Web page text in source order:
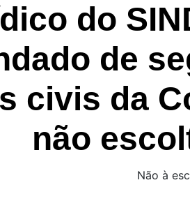
do
de
civis da
não
Não à